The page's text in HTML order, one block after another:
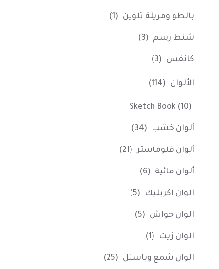
بالطو ومريلة تلوين (1)
شنط رسم (3)
كانفس (3)
الألوان (114)
Sketch Book (10)
ألوان خشب (34)
ألوان فلوماستر (21)
ألوان مائية (6)
الوان اكريليك (5)
الوان جواش (5)
الوان زيت (1)
الوان شمع وباستل (25)